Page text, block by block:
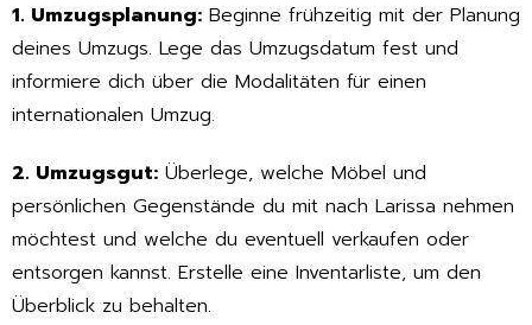
1. Umzugsplanung: Beginne frühzeitig mit der Planung
deines Umzugs. Lege das Umzugsdatum fest und
informiere dich über die Modalitäten für einen
internationalen Umzug.
2. Umzugsgut: Überlege, welche Möbel und
persönlichen Gegenstände du mit nach Larissa nehmen
möchtest und welche du eventuell verkaufen oder
entsorgen kannst. Erstelle eine Inventarliste, um den
Überblick zu behalten.